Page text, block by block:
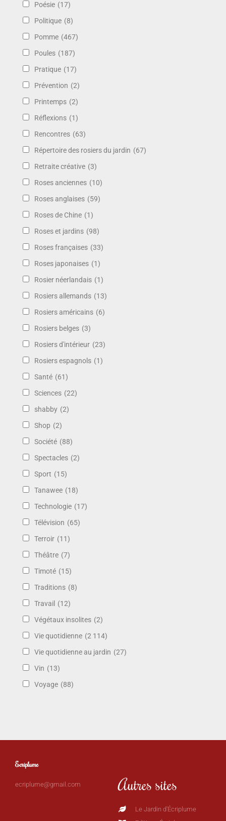
Poésie (17)
Politique (8)
Pomme (467)
Poules (187)
Pratique (17)
Prévention (2)
Printemps (2)
Réflexions (1)
Rencontres (63)
Répertoire des rosiers du jardin (67)
Retraite créative (3)
Roses anciennes (10)
Roses anglaises (59)
Roses de Chine (1)
Roses et jardins (98)
Roses françaises (33)
Roses japonaises (1)
Rosier néerlandais (1)
Rosiers allemands (13)
Rosiers américains (6)
Rosiers belges (3)
Rosiers d'intérieur (23)
Rosiers espagnols (1)
Santé (61)
Sciences (22)
shabby (2)
Shop (2)
Société (88)
Spectacles (2)
Sport (15)
Tanawee (18)
Technologie (17)
Télévision (65)
Terroir (11)
Théâtre (7)
Timoté (15)
Traditions (8)
Travail (12)
Végétaux insolites (2)
Vie quotidienne (2 114)
Vie quotidienne au jardin (27)
Vin (13)
Voyage (88)
Ecriplume
ecriplume@gmail.com Autres sites
Le Jardin d'Écriplume